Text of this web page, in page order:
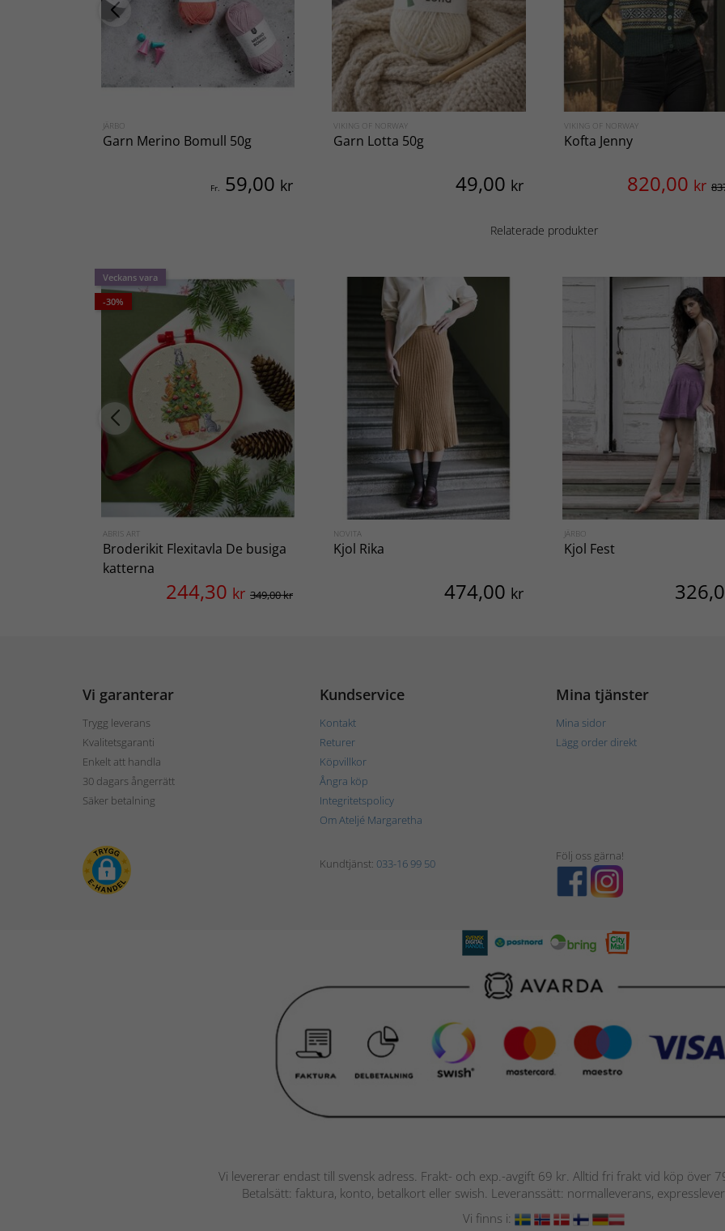
JÄRBO
Garn Merino Bomull 50g
Fr. 59,00 kr
VIKING OF NORWAY
Garn Lotta 50g
49,00 kr
VIKING OF NORWAY
Kofta Jenny
820,00 kr
Relaterade produkter
Veckans vara
-30%
ABRIS ART
Broderikit Flexitavla De busiga
katterna
244,30 kr 349,00 kr
NOVITA
Kjol Rika
474,00 kr
JÄRBO
Kjol Fest
Vi garanterar
Trygg leverans
Kvalitetsgaranti
Enkelt att handla
30 dagars ångerrätt
Säker betalning
Kundservice
Kontakt
Returer
Köpvillkor
Ångra köp
Integritetspolicy
Om Ateljé Margaretha
Mina tjänster
Mina sidor
Lägg order direkt
Kundtjänst: 033-16 99 50
Följ oss gärna!
Vi levererar endast till svensk adress. Frakt- och exp.-avgift 69 kr. Alltid fri frakt vid köp över
Betalsätt: faktura, konto, betalkort eller swish. Leveranssätt: normalleverans,
Vi finns i: